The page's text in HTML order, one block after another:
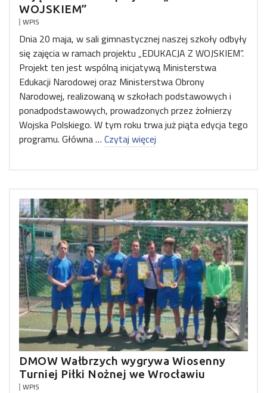
WOJSKIEM”
WPIS
Dnia 20 maja, w sali gimnastycznej naszej szkoły odbyły
się zajęcia w ramach projektu „EDUKACJA Z WOJSKIEM”.
Projekt ten jest wspólną inicjatywą Ministerstwa
Edukacji Narodowej oraz Ministerstwa Obrony
Narodowej, realizowaną w szkołach podstawowych i
ponadpodstawowych, prowadzonych przez żołnierzy
Wojska Polskiego. W tym roku trwa już piąta edycja tego
programu. Główna … Czytaj więcej
DMOW Wałbrzych wygrywa Wiosenny
Turniej Piłki Nożnej we Wrocławiu
WPIS